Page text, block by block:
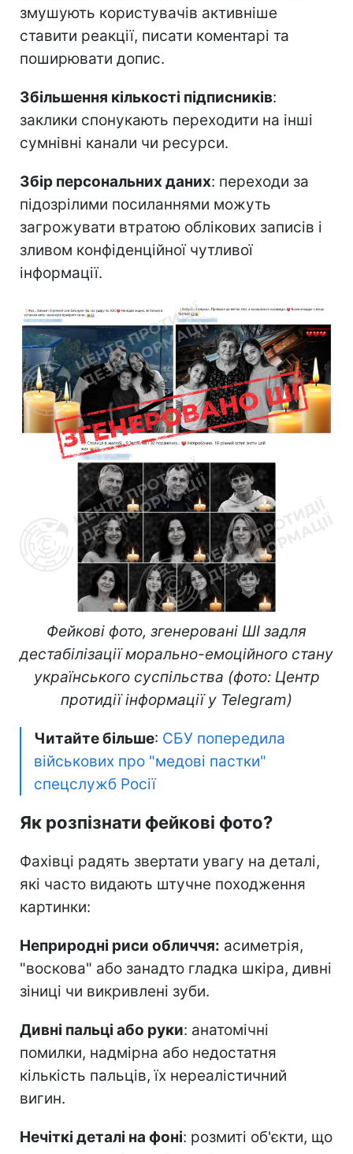
змушують користувачів активніше
ставити реакції, писати коментарі та
поширювати допис.
Збільшення кількості підписників:
заклики спонукають переходити на інші
сумнівні канали чи ресурси.
Збір персональних даних: переходи за
підозрілими посиланнями можуть
загрожувати втратою облікових записів і
зливом конфіденційної чутливої
інформації.
Фейкові фото, згенеровані ШІ задля
дестабілізації морально-емоційного стану
українського суспільства (фото: Центр
протидії інформації у Telegram)
Читайте більше: СБУ попередила
військових про "медові пастки"
спецслужб Росії
Як розпізнати фейкові фото?
Фахівці радять звертати увагу на деталі,
які часто видають штучне походження
картинки:
Неприродні риси обличчя: асиметрія,
"воскова" або занадто гладка шкіра, дивні
зіниці чи викривлені зуби.
Дивні пальці або руки: анатомічні
помилки, надмірна або недостатня
кількість пальців, їх нереалістичний
вигин.
Нечіткі деталі на фоні: розмиті об'єкти, що